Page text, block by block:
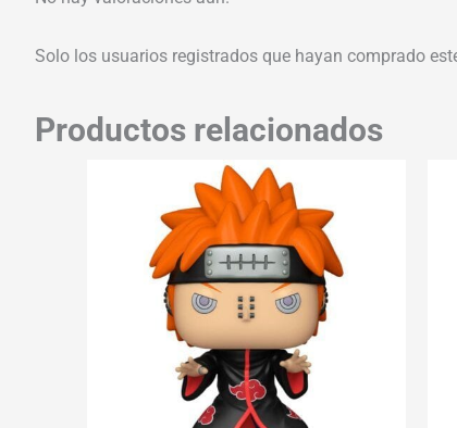
Solo los usuarios registrados que hayan comprado
Productos relacionados